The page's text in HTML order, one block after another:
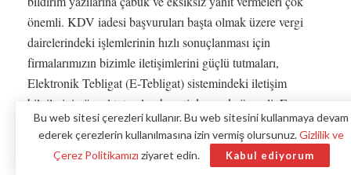
önemli. KDV iadesi başvuruları başta olmak üzere vergi
dairelerindeki işlemlerinin hızlı sonuçlanması için
firmalarımızın bizimle iletişimlerini güçlü tutmaları,
Elektronik Tebligat (E-Tebligat) sistemindeki iletişim
bilgilerini güncel tutmaları hayati derecede önemli. E-
Tebligat sistemindeki e-posta ve cep telefonu bilgilerini
düzenli aralıklarla güncellemeli ve mümkünse birden fazla
yetkilinin bilgilerini tanımlamalıdır. Vergi Dairelerince
Bu web sitesi çerezleri kullanır. Bu web sitesini kullanmaya devam
ederek çerezlerin kullanılmasına izin vermiş olursunuz.Gizlilik ve
Çerez Politikamızı ziyaret edin. Kabul ediyorum